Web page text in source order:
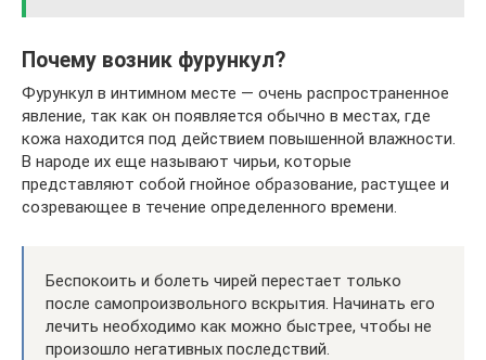
Почему возник фурункул?
Фурункул в интимном месте — очень распространенное
явление, так как он появляется обычно в местах, где
кожа находится под действием повышенной влажности.
В народе их еще называют чирьи, которые
представляют собой гнойное образование, растущее и
созревающее в течение определенного времени.
Беспокоить и болеть чирей перестает только
после самопроизвольного вскрытия. Начинать его
лечить необходимо как можно быстрее, чтобы не
произошло негативных последствий.